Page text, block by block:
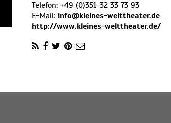
Telefon: +49 (0)351-32 33 73 93
E-Mail: info@kleines-welttheater.de
http://www.kleines-welttheater.de/